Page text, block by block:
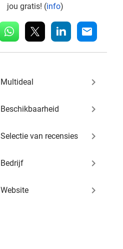
jou gratis! (info)
whatsapp linkedin mail
Multideal keyboard_arrow_right
Beschikbaarheid keyboard_arrow_right
Selectie van recensies keyboard_arrow_right
Bedrijf keyboard_arrow_right
Website keyboard_arrow_right